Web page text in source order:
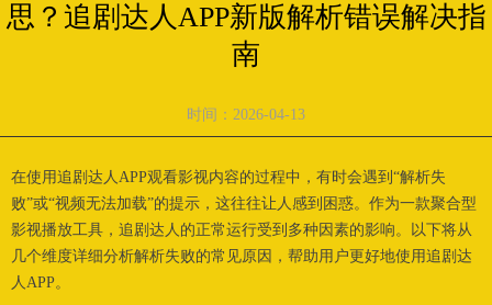
思？追剧达人APP新版解析错误解决指
南
时间： 2026-04-13
在使用追剧达人APP观看影视内容的过程中，有时会遇到“解析失
败”或“视频无法加载”的提示，这往往让人感到困惑。作为一款聚合型
影视播放工具，追剧达人的正常运行受到多种因素的影响。以下将从
几个维度详细分析解析失败的常见原因，帮助用户更好地使用追剧达
人APP。